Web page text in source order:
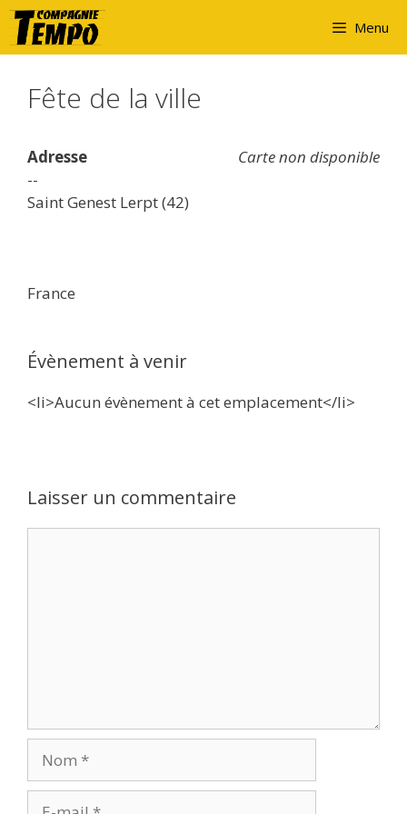
Aller
au
contenu
Menu
Fête de la ville
Carte non disponible
Adresse
--
Saint Genest Lerpt (42)
France
Évènement à venir
<li>Aucun évènement à cet emplacement</li>
Laisser un commentaire